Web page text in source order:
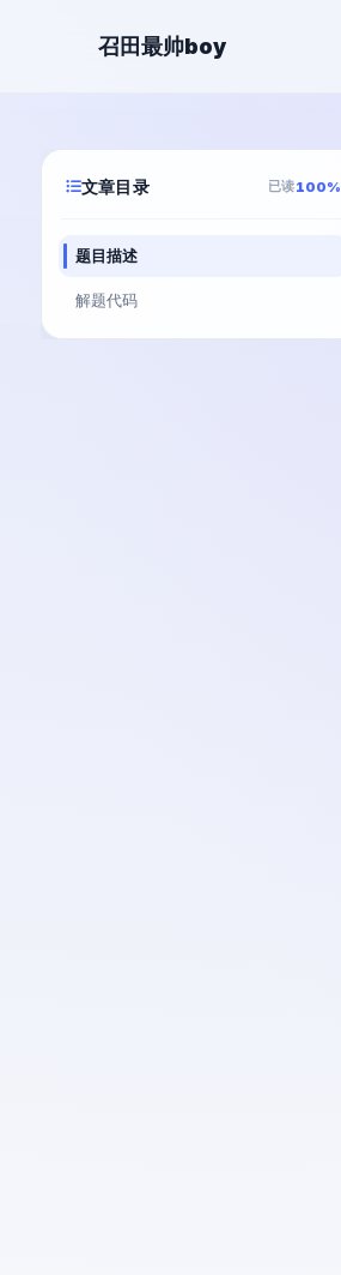
召田最帅boy
文章目录 已读100%
题目描述
解题代码